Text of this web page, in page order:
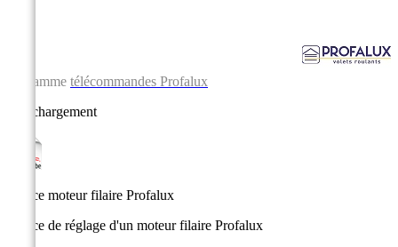
La gamme télécommandes Profalux
Téléchargement
Notice moteur filaire Profalux
Notice de réglage d'un moteur filaire Profalux